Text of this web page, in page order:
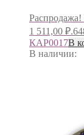
Распродажа!
1 511,00 ₽.
КАР0017В
В наличии: